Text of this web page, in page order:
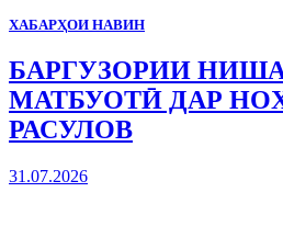
ХАБАРҲОИ НАВИН
БАРГУЗОРИИ
МАТБУОТӢ ДАР
РАСУЛОВ
31.07.2026